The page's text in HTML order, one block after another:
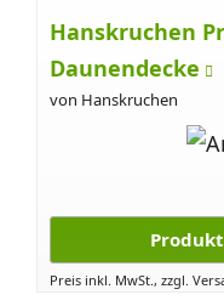
Hanskruchen
Daunendecke
von Hanskruchen
Preis inkl. MwSt., zzgl.